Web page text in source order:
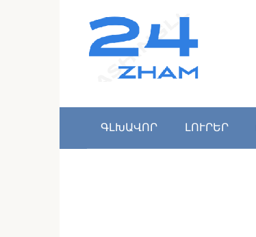
ԳԼԽԱՎՈՐ ԼՈՒՐԵՐ